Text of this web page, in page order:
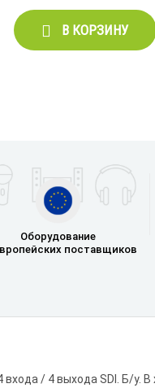
В КОРЗИНУ
Оборудование
поставщиков
/ 4 выхода SDI. Б/у.